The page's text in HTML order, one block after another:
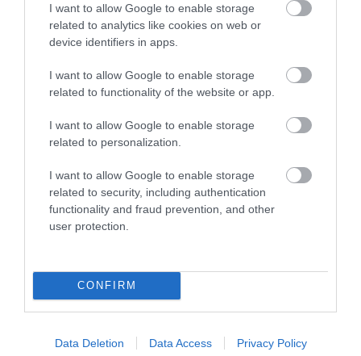
I want to allow Google to enable storage
related to analytics like cookies on web or
device identifiers in apps.
I want to allow Google to enable storage
related to functionality of the website or app.
I want to allow Google to enable storage
related to personalization.
I want to allow Google to enable storage
related to security, including authentication
functionality and fraud prevention, and other
user protection.
CONFIRM
Data Deletion Data Access Privacy Policy
*ΠΡΟΣΟΧΗ!
Στις επιθυµητές διαστάσεις η κοπή γίνεται σε τυχαίο
σηµείο και το τελικό σχέδιο και οι αναλογίες αυτού
ενδέχεται να διαφέρουν σηµαντικά απο την
εικονιζόµενη φωτογραφία του τυποποιηµένου
χαλιού.
•Χαλί Μηχανοποίητο 70% PP 30% PES shrink
•Ύψος Πέλους: 11mm (+/-5%)
•Πυκνότητα : 400.000 κόµποι/m² (+/-5%)
•Συνολικό βάρος: 2.350gr/m
Σημαντικη παρατηρηση:Ενδεχεται να υπαρχει
καποια αποκλιση στο χρωμα του προιοντος απο αυτο
της φωτογραφιας!
ρελιασμα της μοκετας ενδεχεται να ειναι διαφορετικο